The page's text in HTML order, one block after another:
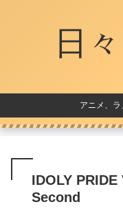
日
アニメ、
IDOLY PRIDE
Second